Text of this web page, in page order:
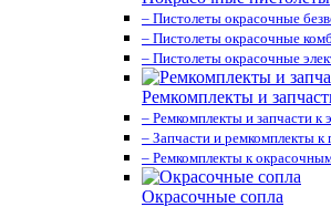
– Пистолеты окрасочные
– Пистолеты окрасочные
– Пистолеты окрасочные
Ремкомплекты и
– Ремкомплекты и запчасти к
– Запчасти и ремкомплекты
– Ремкомплекты к
Окрасочные сопла